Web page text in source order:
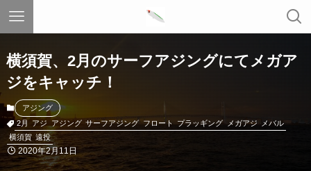
横須賀、2月のサーフアジングにてメガア
ジをキャッチ！
アジング
2月
アジ アジング サーフアジング フロート プラッギング メガアジ
メバル
横須賀 遠投
2020年2月11日